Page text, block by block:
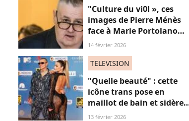
"Culture du vi0l », ces
images de Pierre Ménès
face à Marie Portolano
refont surface et choquent
14 février 2026
TELEVISION
"Quelle beauté" : cette
icône trans pose en
maillot de bain et sidère
ses fans, une ode intime
13 février 2026